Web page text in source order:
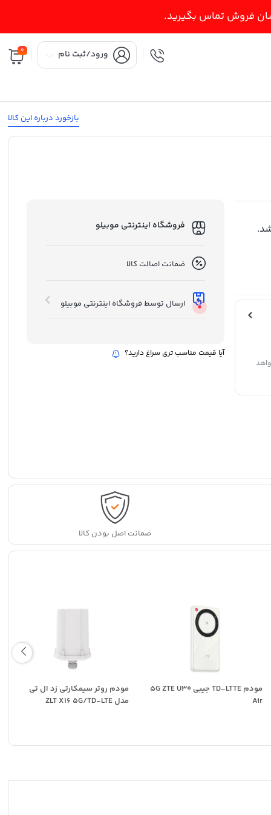
فروش تماس بگیرید.
ورود/ثبت نام 0
بازخورد درباره این کالا
فروشگاه اینترنتی موبیلو
ضمانت اصالت کالا
ارسال توسط فروشگاه اینترنتی موبیلو
آیا قیمت مناسب تری سراغ دارید؟
ضمانت اصل بودن کالا
مودم TD-LTTE جیبی ۵G ZTE U30
Air
مودم روتر سیمکارتی زد ال تی
مدل ZLT X16 5G/TD-LTE